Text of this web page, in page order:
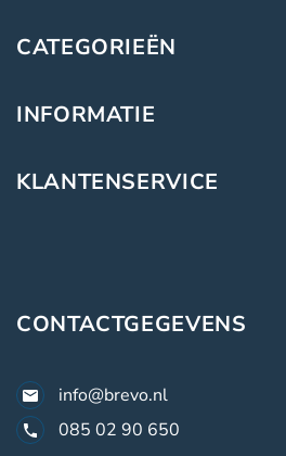
CATEGORIEËN
INFORMATIE
KLANTENSERVICE
CONTACTGEGEVENS
info@brevo.nl
085 02 90 650